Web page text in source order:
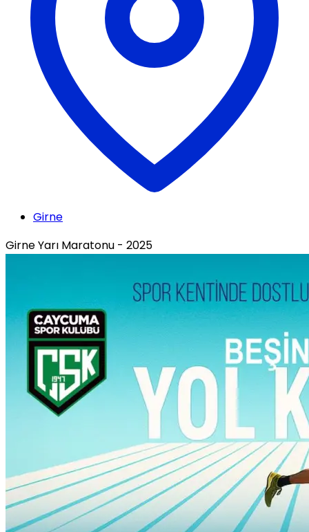
Girne
Girne Yarı Maratonu - 2025